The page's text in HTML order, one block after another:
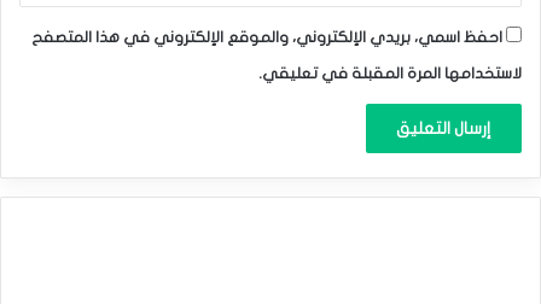
احفظ اسمي، بريدي الإلكتروني، والموقع الإلكتروني في هذا المتصفح
لاستخدامها المرة المقبلة في تعليقي.